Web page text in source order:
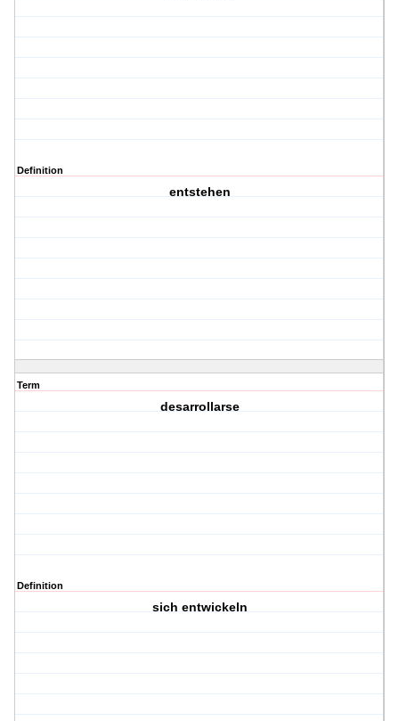
Definition
entstehen
Term
desarrollarse
Definition
sich entwickeln